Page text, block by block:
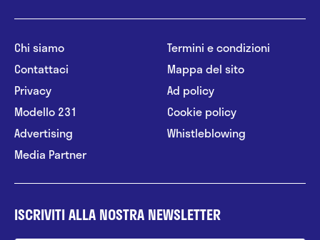
Chi siamo
Contattaci
Privacy
Modello 231
Advertising
Media Partner
Termini e condizioni
Mappa del sito
Ad policy
Cookie policy
Whistleblowing
ISCRIVITI ALLA NOSTRA NEWSLETTER